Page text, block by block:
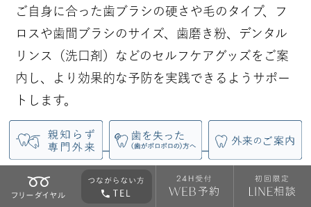
ご自身に合った歯ブラシの硬さや毛のタイプ、フ
ロスや歯間ブラシのサイズ、歯磨き粉、デンタル
リンス（洗口剤）などのセルフケアグッズをご案
内し、より効果的な予防を実践できるようサポー
トします。
治療が必要だと判断した場合は、再発リスクを抑